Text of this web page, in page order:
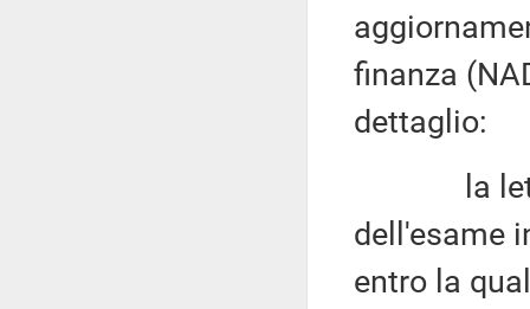
finanza
dettaglio:
la
dell'esame
entro la